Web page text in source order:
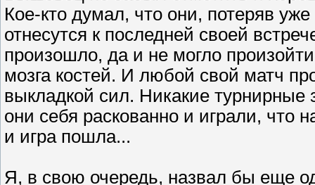
Кое-кто думал, что они, потеряв
отнесутся к последней своей
произошло, да и не могло
мозга костей. И любой свой матч
выкладкой сил. Никакие турнирные
они себя раскованно и играли, что
и игра пошла...
Я, в свою очередь, назвал бы еще